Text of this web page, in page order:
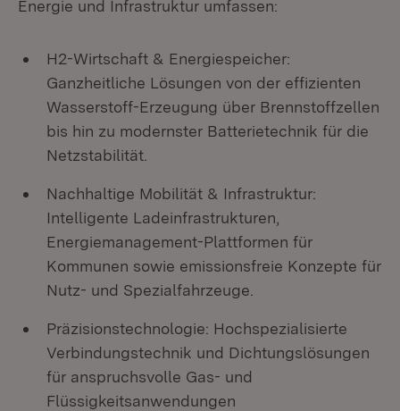
Energie und Infrastruktur umfassen:
H2-Wirtschaft & Energiespeicher:
Ganzheitliche Lösungen von der effizienten
Wasserstoff-Erzeugung über Brennstoffzellen
bis hin zu modernster Batterietechnik für die
Netzstabilität.
Nachhaltige Mobilität & Infrastruktur:
Intelligente Ladeinfrastrukturen,
Energiemanagement-Plattformen für
Kommunen sowie emissionsfreie Konzepte für
Nutz- und Spezialfahrzeuge.
Präzisionstechnologie: Hochspezialisierte
Verbindungstechnik und Dichtungslösungen
für anspruchsvolle Gas- und
Flüssigkeitsanwendungen